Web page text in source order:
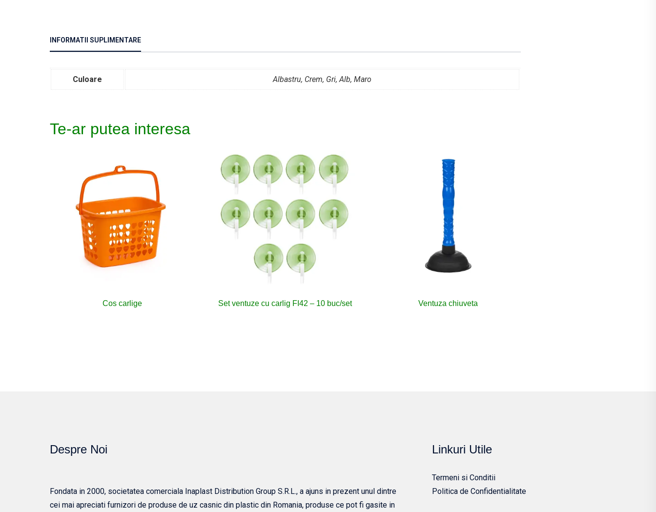
INFORMATII SUPLIMENTARE
Culoare Albastru, Crem, Gri, Alb, Maro
Te-ar putea interesa
Cos carlige Set ventuze cu carlig FI42 – 10 buc/set Ventuza chiuveta
Despre Noi
Fondata in 2000, societatea comerciala Inaplast Distribution Group S.R.L., a ajuns in prezent unul dintre
cei mai apreciati furnizori de produse de uz casnic din plastic din Romania, produse ce pot fi gasite in
Linkuri Utile
Termeni si Conditii
Politica de Confidentialitate